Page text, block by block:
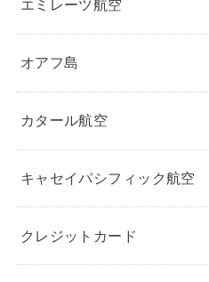
エミレーツ航空
オアフ島
カタール航空
キャセイパシフィック航空
クレジットカード